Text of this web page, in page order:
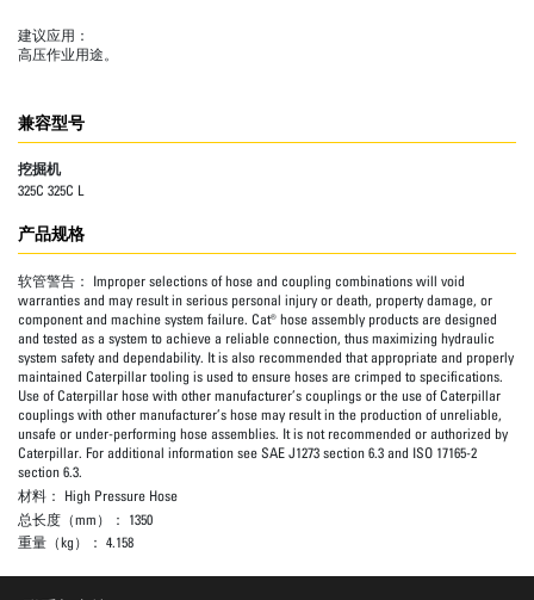
建议应用：
高压作业用途。
兼容型号
挖掘机
325C 325C L
产品规格
软管警告： Improper selections of hose and coupling combinations will void
warranties and may result in serious personal injury or death, property damage, or
component and machine system failure. Cat® hose assembly products are designed
and tested as a system to achieve a reliable connection, thus maximizing hydraulic
system safety and dependability. It is also recommended that appropriate and properly
maintained Caterpillar tooling is used to ensure hoses are crimped to specifications.
Use of Caterpillar hose with other manufacturer’s couplings or the use of Caterpillar
couplings with other manufacturer’s hose may result in the production of unreliable,
unsafe or under-performing hose assemblies. It is not recommended or authorized by
Caterpillar. For additional information see SAE J1273 section 6.3 and ISO 17165-2
section 6.3.
材料： High Pressure Hose
总长度（mm）： 1350
重量（kg）： 4.158